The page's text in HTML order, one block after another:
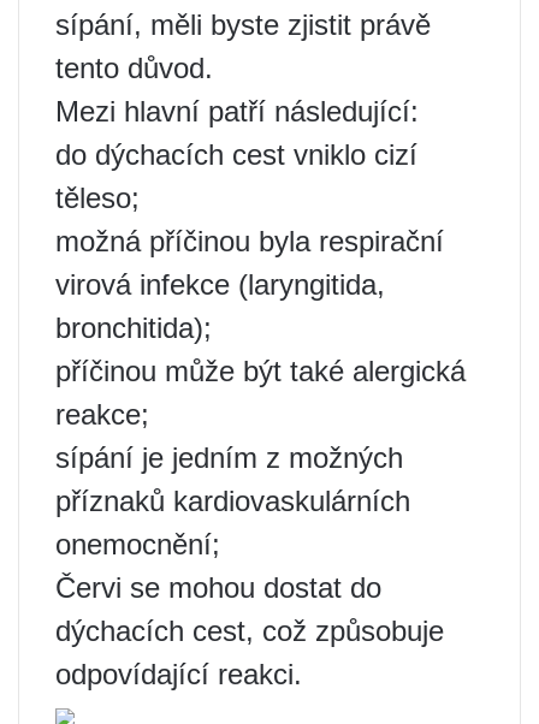
sípání, měli byste zjistit právě
tento důvod.
Mezi hlavní patří následující:
do dýchacích cest vniklo cizí
těleso;
možná příčinou byla respirační
virová infekce (laryngitida,
bronchitida);
příčinou může být také alergická
reakce;
sípání je jedním z možných
příznaků kardiovaskulárních
onemocnění;
Červi se mohou dostat do
dýchacích cest, což způsobuje
odpovídající reakci.